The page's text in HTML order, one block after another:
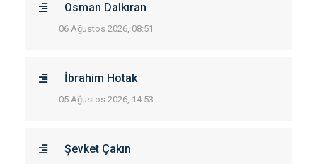
Osman Dalkıran
06 Ağustos 2026, 08:51
İbrahim Hotak
05 Ağustos 2026, 14:53
Şevket Çakın